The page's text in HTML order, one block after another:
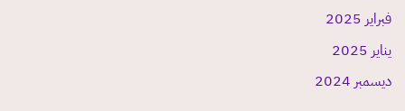
فبراير 2025
يناير 2025
ديسمبر 2024